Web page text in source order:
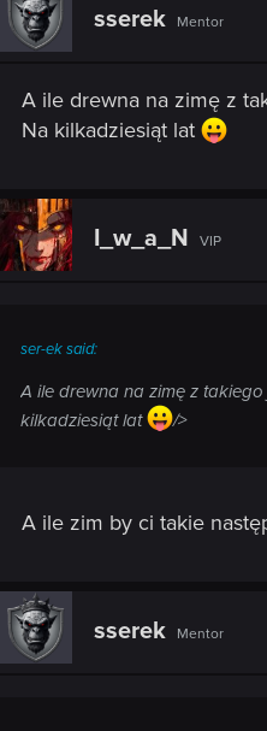
sserek Mentor
A ile drewna na zimę z
Na kilkadziesiąt lat
I_w_a_N VIP
ser-ek said:
A ile drewna na zimę z
kilkadziesiąt lat
/>
A ile zim by ci takie
sserek Mentor